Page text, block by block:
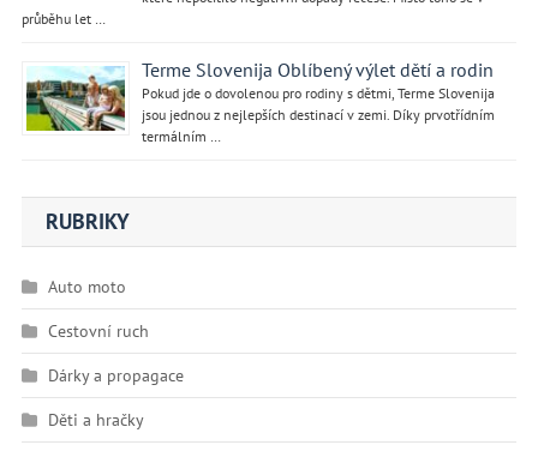
průběhu let …
Terme Slovenija Oblíbený výlet dětí a rodin
Pokud jde o dovolenou pro rodiny s dětmi, Terme Slovenija
jsou jednou z nejlepších destinací v zemi. Díky prvotřídním
termálním …
RUBRIKY
Auto moto
Cestovní ruch
Dárky a propagace
Děti a hračky